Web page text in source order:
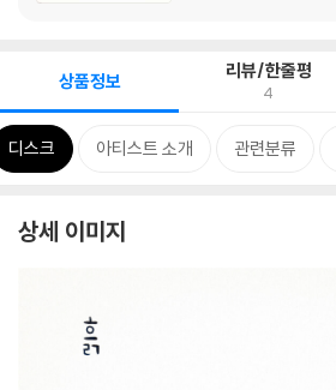
상품정보 리뷰/한줄평
4
디스크 아티스트 소개 관련분류
상세 이미지